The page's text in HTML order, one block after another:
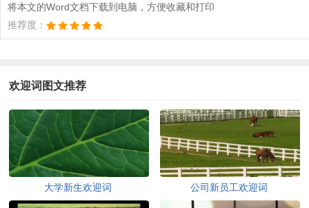
将本文的Word文档下载到电脑，方便收藏和打印
推荐度：
欢迎词图文推荐
大学新生欢迎词 公司新员工欢迎词